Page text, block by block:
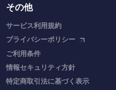
その他
サービス利用規約
プライバシーポリシー
ご利用条件
情報セキュリティ方針
特定商取引法に基づく表示